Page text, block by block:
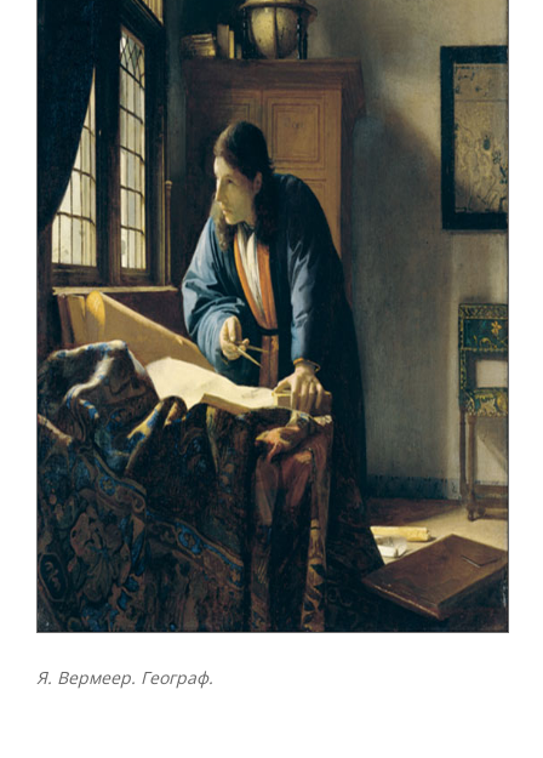
Я. Вермеер. Географ.